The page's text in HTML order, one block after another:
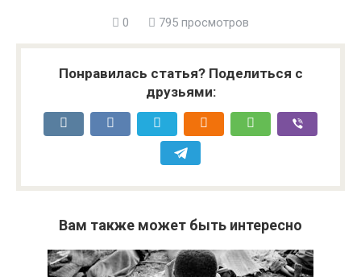
0 795 просмотров
Понравилась статья? Поделиться с
друзьями:
Вам также может быть интересно